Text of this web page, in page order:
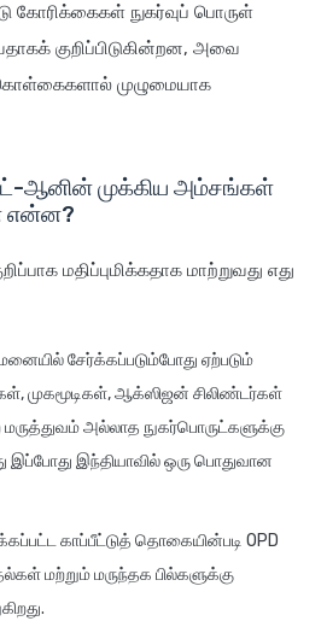
கோரிக்கைகள் நுகர்வுப் பொருள்
குறிப்பிடுகின்றன, அவை
கொள்கைகளால் முழுமையாக
ஆனின் முக்கிய அம்சங்கள்
என்ன?
மதிப்புமிக்கதாக மாற்றுவது எது
சேர்க்கப்படும்போது ஏற்படும்
முகமூடிகள், ஆக்ஸிஜன் சிலிண்டர்கள்
அல்லாத நுகர்பொருட்களுக்கு
இப்போது இந்தியாவில் ஒரு பொதுவான
காப்பீட்டுத் தொகையின்படி OPD
மற்றும் மருந்தக பில்களுக்கு